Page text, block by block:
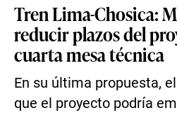
Tren Lima-Chosica:
reducir plazos del
cuarta mesa técnica
En su última propuesta,
que el proyecto podría